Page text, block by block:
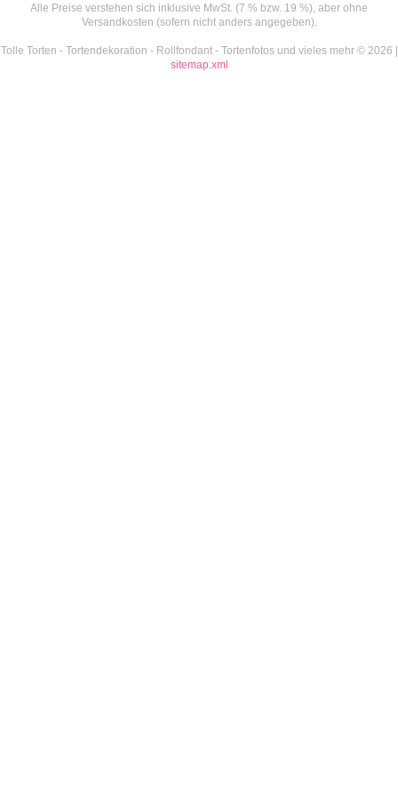
Alle Preise verstehen sich inklusive MwSt. (7 % bzw. 19 %), aber ohne
Versandkosten (sofern nicht anders angegeben).
Tolle Torten - Tortendekoration - Rollfondant - Tortenfotos und vieles mehr © 2026 |
sitemap.xml